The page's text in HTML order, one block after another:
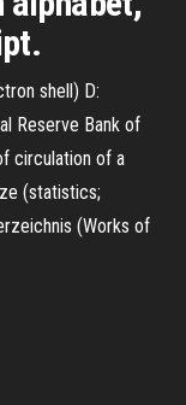
shell) D:
Reserve Bank of
circulation of a
(statistics;
(Works of